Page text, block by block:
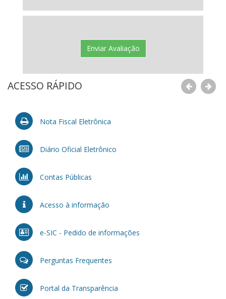
ACESSO RÁPIDO
Nota Fiscal Eletrônica
Diário Oficial Eletrônico
Contas Públicas
Acesso à informação
e-SIC - Pedido de informações
Perguntas Frequentes
Portal da Transparência